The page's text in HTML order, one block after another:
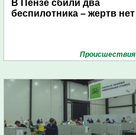
В Пензе сбили два
беспилотника – жертв нет
Проиcшествия